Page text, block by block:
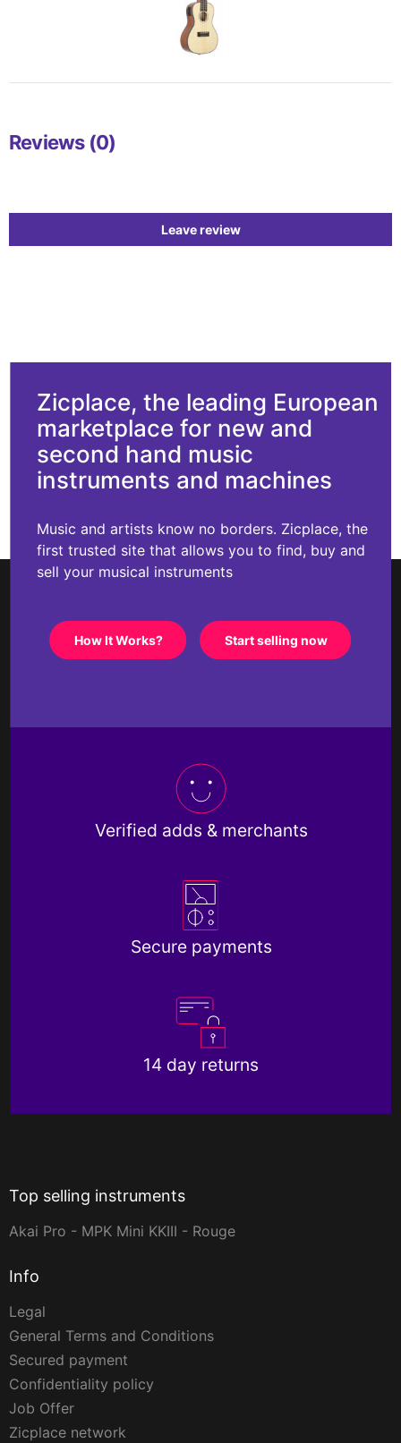
Reviews (0)
Leave review
Zicplace, the leading European
marketplace for new and
second hand music
instruments and machines
Music and artists know no borders. Zicplace, the
first trusted site that allows you to find, buy and
sell your musical instruments
How It Works? Start selling now
Verified adds & merchants
Secure payments
14 day returns
Top selling instruments
Akai Pro - MPK Mini KKIII - Rouge
Info
Legal
General Terms and Conditions
Secured payment
Confidentiality policy
Job Offer
Zicplace network